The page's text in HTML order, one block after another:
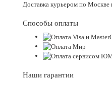
Доставка курьером по
Способы оплаты
Наши гарантии